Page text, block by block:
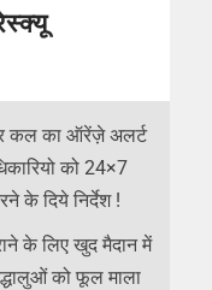
कल का ऑरेंज़े अलर्ट
को 24×7
के दिये निर्देश !
के लिए खुद मैदान में
को फूल माला